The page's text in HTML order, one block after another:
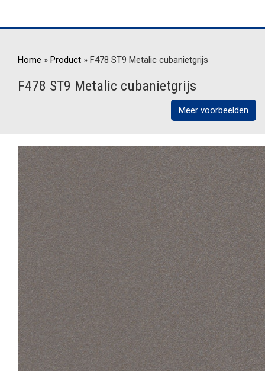
Home » Product » F478 ST9 Metalic cubanietgrijs
F478 ST9 Metalic cubanietgrijs
Meer voorbeelden